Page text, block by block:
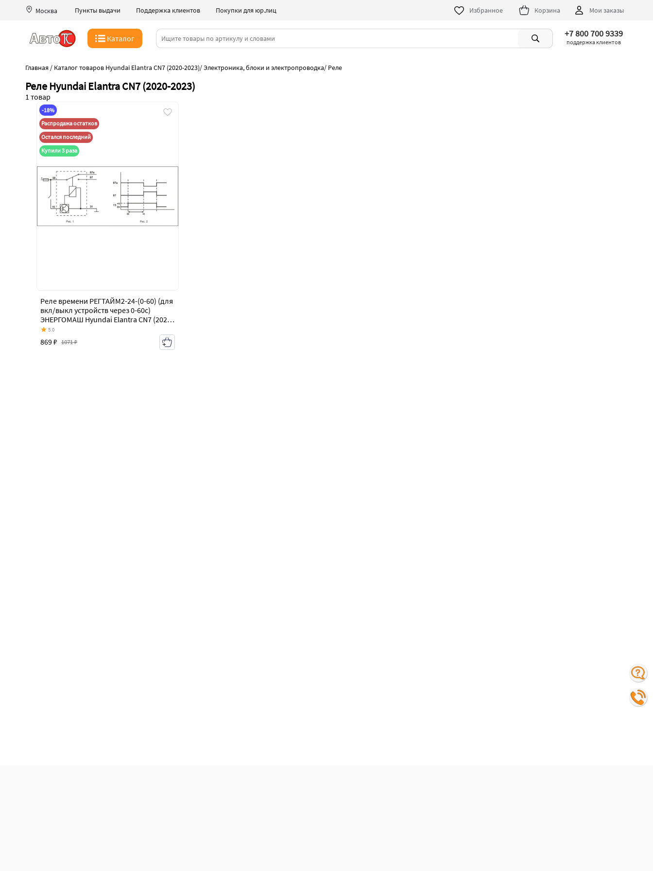
Москва Пункты выдачи Поддержка клиентов Покупки для юр.лиц Избранное Корзина Мои заказы
Каталог +7 800 700 9339
поддержка клиентов
Главная / Каталог товаров Hyundai Elantra CN7 (2020-2023)/Электроника, блоки и электропроводка/ Реле
Реле Hyundai Elantra CN7 (2020-2023)
1 товар
-18%
Распродажа остатков
Остался последний
Купили 3 раза
Реле времени РЕГТАЙМ2-24-(0-60) (для
вкл/выкл устройств через 0-60с)
ЭНЕРГОМАШ Hyundai Elantra CN7 (2020-
2023)
5.0
869 ₽ 1071 ₽